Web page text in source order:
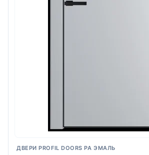
ДВЕРИ PROFIL DOORS PA ЭМАЛЬ